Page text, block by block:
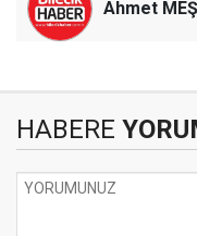
Ahmet
HABERE